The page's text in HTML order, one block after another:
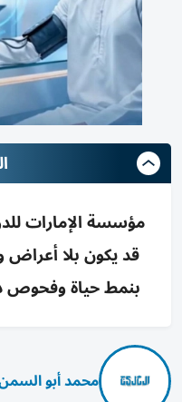
مؤسسة الإمارات
قد يكون بلا أعراض
بنمط حياة وفحوص
محمد أبو